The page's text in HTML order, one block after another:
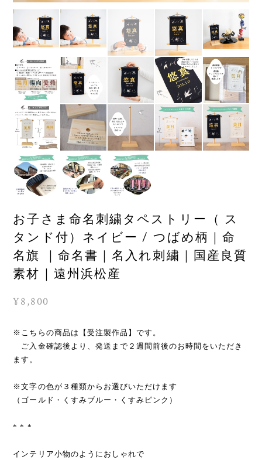
お子さま命名刺繍タペストリー（ ス
タンド付）ネイビー / つばめ柄｜命
名旗 ｜命名書｜名入れ刺繍｜国産良質
素材｜遠州浜松産
¥8,800
※こちらの商品は【受注製作品】です。
ご入金確認後より、発送まで２週間前後のお時間をいただき
ます。
※文字の色が３種類からお選びいただけます
（ゴールド・くすみブルー・くすみピンク）
* * *
インテリア小物のようにおしゃれで